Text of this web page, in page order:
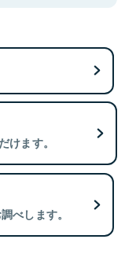
けます。
べします。